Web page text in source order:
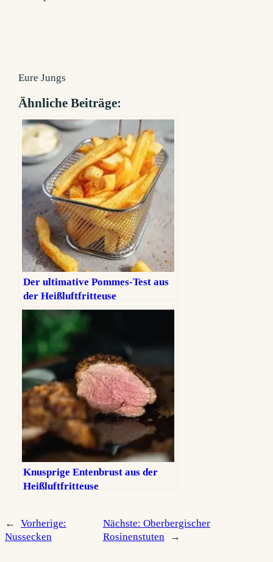
Eure Jungs
Ähnliche Beiträge:
Der ultimative Pommes-Test aus
der Heißluftfritteuse
Knusprige Entenbrust aus der
Heißluftfritteuse
←
Vorherige:
Nussecken
Nächste: Oberbergischer
Rosinenstuten
→